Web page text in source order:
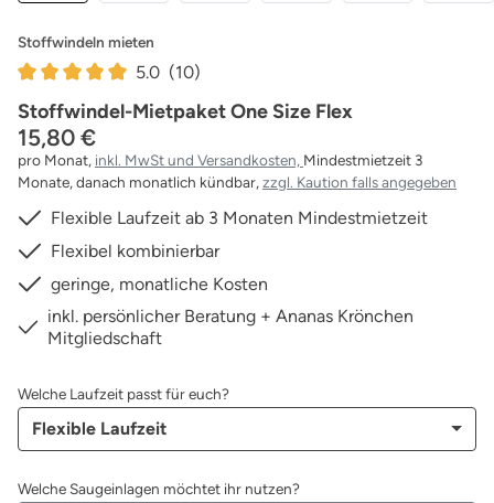
Stoffwindeln mieten
5.0 (10)
Stoffwindel-Mietpaket One Size Flex
15,80 €
pro Monat, inkl. MwSt und Versandkosten, Mindestmietzeit 3
Monate, danach monatlich kündbar,zzgl. Kaution falls angegeben
Flexible Laufzeit ab 3 Monaten Mindestmietzeit
Flexibel kombinierbar
geringe, monatliche Kosten
inkl. persönlicher Beratung + Ananas Krönchen
Mitgliedschaft
Welche Laufzeit passt für euch?
Flexible Laufzeit
Welche Saugeinlagen möchtet ihr nutzen?auswählen